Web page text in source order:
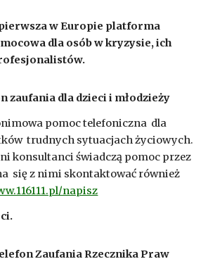
w Europie platforma
dla osób w kryzysie, ich
zaufania dla dzieci i młodzieży
pomoc telefoniczna dla
trudnych sytuacjach życiowych.
konsultanci świadczą pomoc przez
się z nimi skontaktować również
napisz
Zaufania Rzecznika Praw